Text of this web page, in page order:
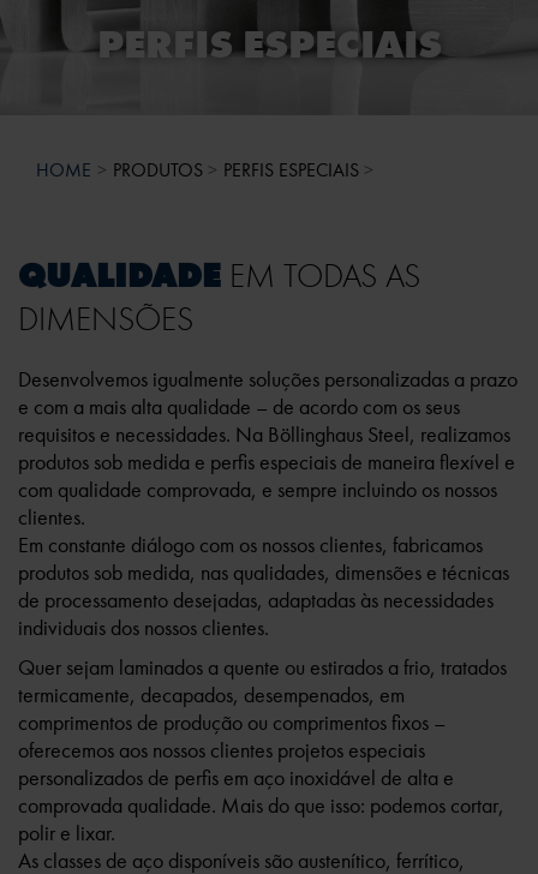
PERFIS ESPECIAIS
HOME PRODUTOS PERFIS ESPECIAIS
QUALIDADE EM TODAS AS
DIMENSÕES
Desenvolvemos igualmente soluções personalizadas a prazo
e com a mais alta qualidade – de acordo com os seus
requisitos e necessidades. Na Böllinghaus Steel, realizamos
produtos sob medida e perfis especiais de maneira flexível e
com qualidade comprovada, e sempre incluindo os nossos
clientes.
Em constante diálogo com os nossos clientes, fabricamos
produtos sob medida, nas qualidades, dimensões e técnicas
de processamento desejadas, adaptadas às necessidades
individuais dos nossos clientes.
Quer sejam laminados a quente ou estirados a frio, tratados
termicamente, decapados, desempenados, em
comprimentos de produção ou comprimentos fixos –
oferecemos aos nossos clientes projetos especiais
personalizados de perfis em aço inoxidável de alta e
comprovada qualidade. Mais do que isso: podemos cortar,
polir e lixar.
As classes de aço disponíveis são austenítico, ferrítico,